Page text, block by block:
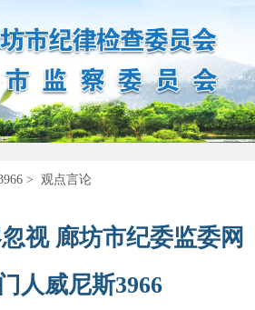
> 观点言论
视 廊坊市纪委监委网
人威尼斯3966